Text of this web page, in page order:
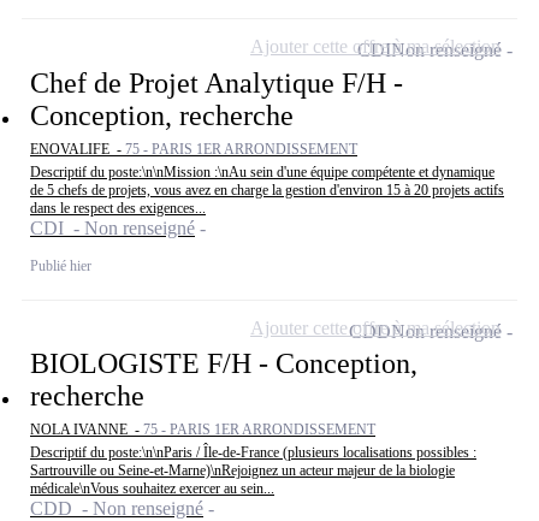
Chef de Projet Analytique F/H -
Conception, recherche
ENOVALIFE - 75 - PARIS 1ER ARRONDISSEMENT
Descriptif du poste:\n\nMission :\nAu sein d'une équipe compétente et dynamique
de 5 chefs de projets, vous avez en charge la gestion d'environ 15 à 20 projets actifs
dans le respect des exigences...
CDI - Non renseigné
Publié hier
CDINon renseigné
Ajouter cette offre à ma sélection
BIOLOGISTE F/H - Conception,
recherche
NOLA IVANNE - 75 - PARIS 1ER ARRONDISSEMENT
Descriptif du poste:\n\nParis / Île-de-France (plusieurs localisations possibles :
Sartrouville ou Seine-et-Marne)\nRejoignez un acteur majeur de la biologie
médicale\nVous souhaitez exercer au sein...
CDD - Non renseigné
CDDNon renseigné
Ajouter cette offre à ma sélection